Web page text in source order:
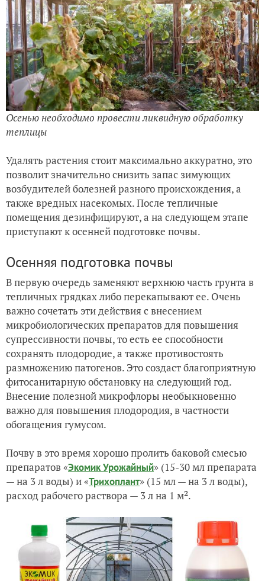
Осенью необходимо провести ликвидную обработку
теплицы
Удалять растения стоит максимально аккуратно, это
позволит значительно снизить запас зимующих
возбудителей болезней разного происхождения, а
также вредных насекомых. После тепличные
помещения дезинфицируют, а на следующем этапе
приступают к осенней подготовке почвы.
Осенняя подготовка почвы
В первую очередь заменяют верхнюю часть грунта в
тепличных грядках либо перекапывают ее. Очень
важно сочетать эти действия с внесением
микробиологических препаратов для повышения
супрессивности почвы, то есть ее способности
сохранять плодородие, а также противостоять
размножению патогенов. Это создаст благоприятную
фитосанитарную обстановку на следующий год.
Внесение полезной микрофлоры необыкновенно
важно для повышения плодородия, в частности
обогащения гумусом.
Почву в это время хорошо пролить баковой смесью
препаратов «Экомик Урожайный» (15-30 мл препарата
— на 3 л воды) и «Трихоплант» (15 мл — на 3 л воды),
расход рабочего раствора — 3 л на 1 м².